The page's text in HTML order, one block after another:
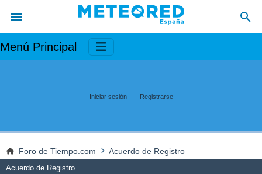
Menú Principal
Iniciar sesión Registrarse
Foro de Tiempo.com Acuerdo de Registro
Acuerdo de Registro